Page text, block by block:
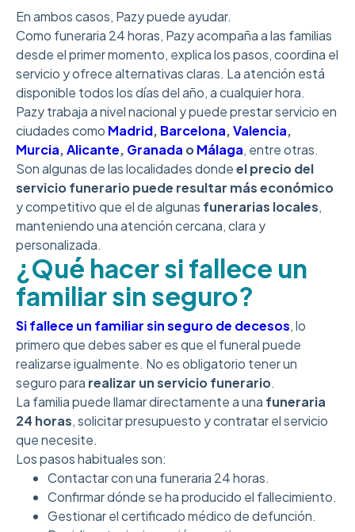
En ambos casos, Pazy puede ayudar.
Como funeraria 24 horas, Pazy acompaña a las familias
desde el primer momento, explica los pasos, coordina el
servicio y ofrece alternativas claras. La atención está
disponible todos los días del año, a cualquier hora.
Pazy trabaja a nivel nacional y puede prestar servicio en
ciudades como Madrid, Barcelona,Valencia,
Murcia,Alicante, Granada oMálaga, entre otras.
Son algunas de las localidades dondeel precio del
servicio funerario puede resultar más económico
y competitivo que el de algunas funerarias locales,
manteniendo una atención cercana, clara y
personalizada.
¿Qué hacer si fallece un
familiar sin seguro?
Si fallece un familiar sin seguro de decesos, lo
primero que debes saber es que el funeral puede
realizarse igualmente. No es obligatorio tener un
seguro para realizar un servicio funerario.
La familia puede llamar directamente a una funeraria
24 horas, solicitar presupuesto y contratar el servicio
que necesite.
Los pasos habituales son:
Contactar con una funeraria 24 horas.
Confirmar dónde se ha producido el fallecimiento.
Gestionar el certificado médico de defunción.